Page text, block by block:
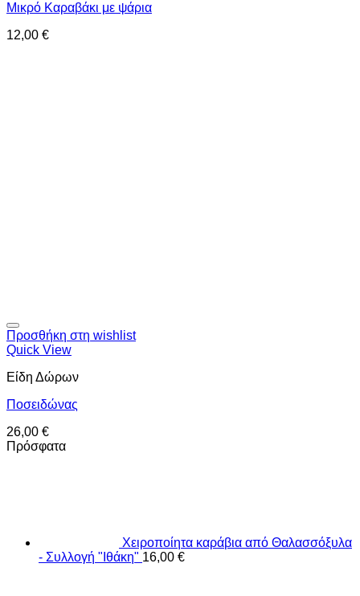
Μικρό Καραβάκι με ψάρια
12,00 €
Προσθήκη στη wishlist
Quick View
Είδη Δώρων
Ποσειδώνας
26,00 €
Πρόσφατα
Χειροποίητα καράβια από Θαλασσόξυλα
- Συλλογή "Ιθάκη" 16,00 €